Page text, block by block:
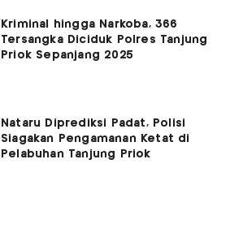
Kriminal hingga Narkoba, 366
Tersangka Diciduk Polres Tanjung
Priok Sepanjang 2025
Nataru Diprediksi Padat, Polisi
Siagakan Pengamanan Ketat di
Pelabuhan Tanjung Priok